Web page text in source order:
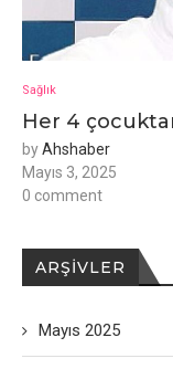
Sağlık
Her 4
byAhshaber
Mayıs 3, 2025
0 comment
ARŞIVLER
Mayıs 2025